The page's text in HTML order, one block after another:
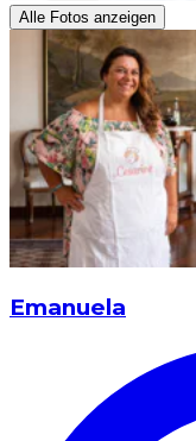
Alle Fotos anzeigen
Emanuela